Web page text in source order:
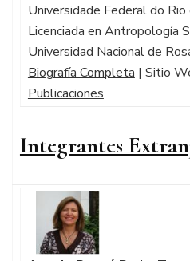
Universidade Federal do Rio
Licenciada en Antropología
Universidad Nacional de
Biografía Completa | Sitio
Publicaciones
Integrantes